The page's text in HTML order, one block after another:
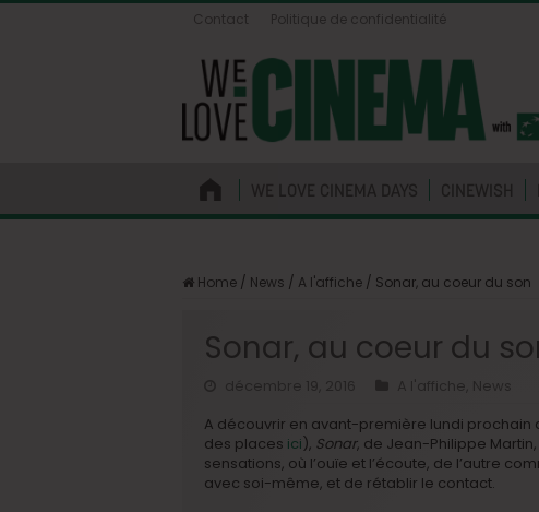
Contact Politique de confidentialité
WE LOVE CINEMA DAYS CINEWISH
Home / News / A l'affiche / Sonar, au coeur du son
Sonar, au coeur du
A l'affiche News
A découvrir en avant-première lundi prochain
des places ici), Sonar, de Jean-Philippe
sensations, où l’ouïe et l’écoute, de l’autre
avec soi-même, et de rétablir le contact.